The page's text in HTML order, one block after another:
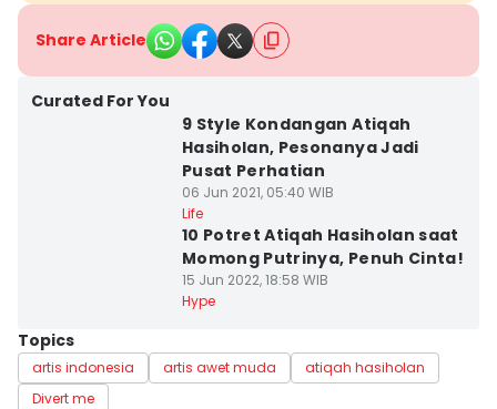
Share Article
Curated For You
9 Style Kondangan Atiqah
Hasiholan, Pesonanya Jadi
Pusat Perhatian
06 Jun 2021, 05:40 WIB
Life
10 Potret Atiqah Hasiholan saat
Momong Putrinya, Penuh Cinta!
15 Jun 2022, 18:58 WIB
Hype
Topics
artis indonesia artis awet muda
atiqah hasiholan
Divert me